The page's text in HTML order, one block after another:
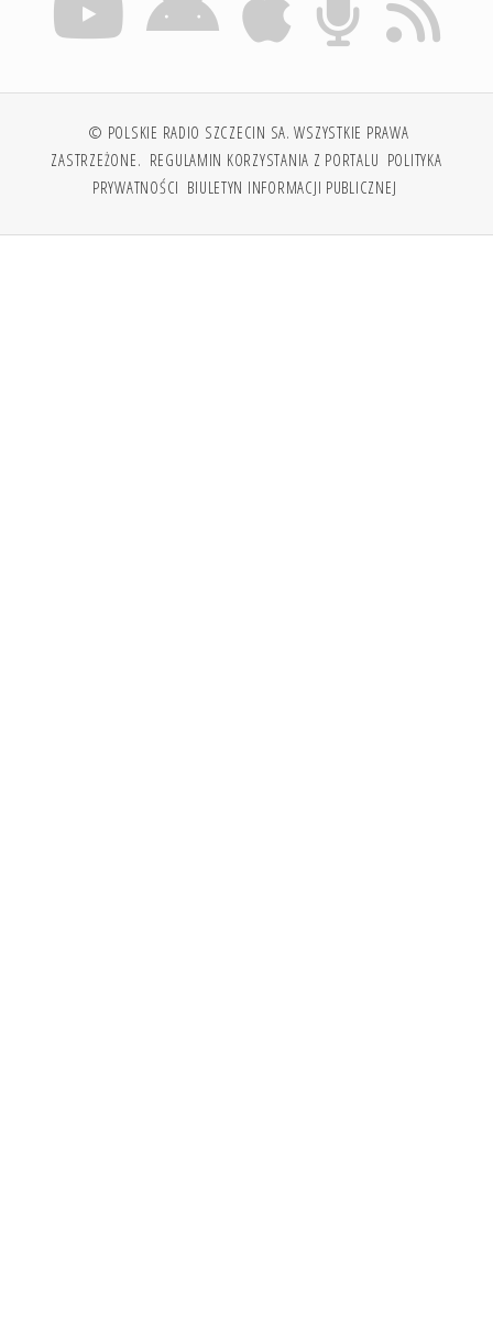
© POLSKIE RADIO SZCZECIN SA. WSZYSTKIE PRAWA
ZASTRZEŻONE. REGULAMIN KORZYSTANIA Z PORTALU POLITYKA
PRYWATNOŚCI BIULETYN INFORMACJI PUBLICZNEJ